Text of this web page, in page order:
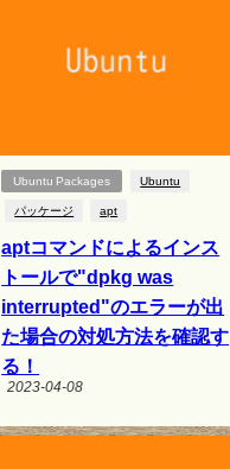
Ubuntu Packages Ubuntu
パッケージ apt
aptコマンドによるインス
トールで"dpkg was
interrupted"のエラーが出
た場合の対処方法を確認す
る！
2023-04-08